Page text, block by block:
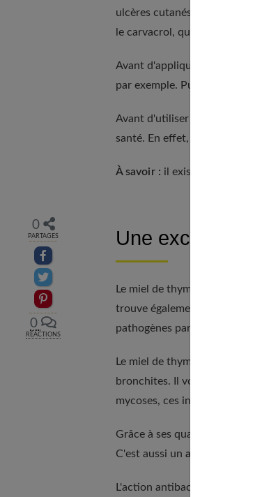
0
PARTAGES
Partager sur facebook
Partager sur Twitter
Epingler sur Pinterest
0
RÉACTIONS
ulcères cutanés et même des
le carvacrol, qui sont des
Avant d'appliquer le miel sur
par exemple. Puis vous
Avant d'utiliser le miel de
santé. En effet, toutes les
À savoir : il existe des
Une excellente
Le miel de thym contient des
trouve également du
pathogènes par oxydation.
Le miel de thym est donc très
bronchites. Il vous protège
mycoses, ces infections
Grâce à ses qualités
C'est aussi un antitussif
L'action antibactérienne et